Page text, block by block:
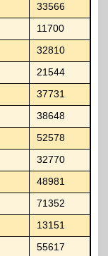
33566
11700
32810
21544
37731
38648
52578
32770
48981
71352
13151
55617